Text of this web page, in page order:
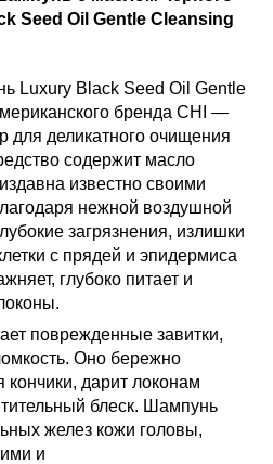
Seed Oil Gentle Cleansing
Luxury Black Seed Oil Gentle
бренда CHI —
для деликатного очищения
содержит масло
известно своими
нежной воздушной
загрязнения, излишки
с прядей и эпидермиса
глубоко питает и
поврежденные завитки,
Оно бережно
кончики, дарит локонам
блеск. Шампунь
желез кожи головы,
и